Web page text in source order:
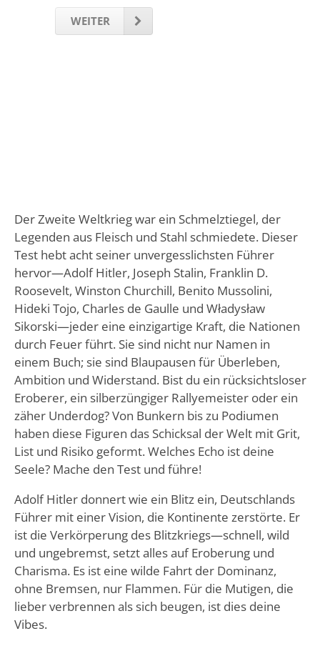
WEITER
Der Zweite Weltkrieg war ein Schmelztiegel, der
Legenden aus Fleisch und Stahl schmiedete. Dieser
Test hebt acht seiner unvergesslichsten Führer
hervor—Adolf Hitler, Joseph Stalin, Franklin D.
Roosevelt, Winston Churchill, Benito Mussolini,
Hideki Tojo, Charles de Gaulle und Władysław
Sikorski—jeder eine einzigartige Kraft, die Nationen
durch Feuer führt. Sie sind nicht nur Namen in
einem Buch; sie sind Blaupausen für Überleben,
Ambition und Widerstand. Bist du ein rücksichtsloser
Eroberer, ein silberzüngiger Rallyemeister oder ein
zäher Underdog? Von Bunkern bis zu Podiumen
haben diese Figuren das Schicksal der Welt mit Grit,
List und Risiko geformt. Welches Echo ist deine
Seele? Mache den Test und führe!
Adolf Hitler donnert wie ein Blitz ein, Deutschlands
Führer mit einer Vision, die Kontinente zerstörte. Er
ist die Verkörperung des Blitzkriegs—schnell, wild
und ungebremst, setzt alles auf Eroberung und
Charisma. Es ist eine wilde Fahrt der Dominanz,
ohne Bremsen, nur Flammen. Für die Mutigen, die
lieber verbrennen als sich beugen, ist dies deine
Vibes.